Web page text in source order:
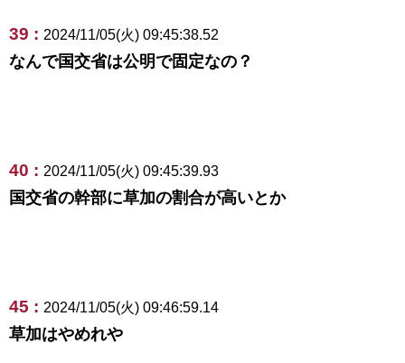
39 : 2024/11/05(火) 09:45:38.52
なんで国交省は公明で固定なの？
40 : 2024/11/05(火) 09:45:39.93
国交省の幹部に草加の割合が高いとか
45 : 2024/11/05(火) 09:46:59.14
草加はやめれや